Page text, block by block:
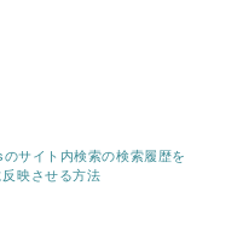
サイト内検索の検索履歴を
映させる方法